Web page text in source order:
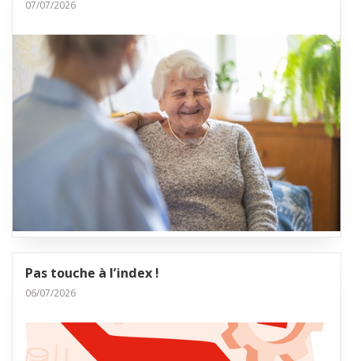
07/07/2026
Pas touche à l’index !
06/07/2026